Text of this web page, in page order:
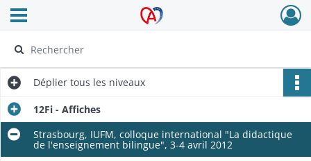
Archives Alsace - Colmar
Ouvrir le menu déroulant
Déplier tous les niveaux
12Fi - Affiches
Strasbourg, IUFM, colloque international "La didactique
de l'enseignement bilingue", 3-4 avril 2012